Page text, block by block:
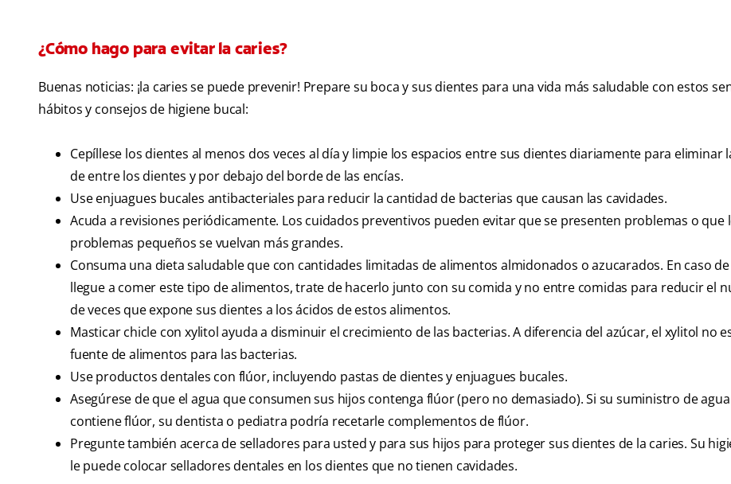
¿Cómo hago para evitar la caries?
Buenas noticias: ¡la caries se puede prevenir! Prepare su boca y sus dientes para una vida más saludable con estos
hábitos y consejos de higiene bucal:
Cepíllese los dientes al menos dos veces al día y limpie los espacios entre sus dientes diariamente para eliminar
de entre los dientes y por debajo del borde de las encías.
Use enjuagues bucales antibacteriales para reducir la cantidad de bacterias que causan las cavidades.
Acuda a revisiones periódicamente. Los cuidados preventivos pueden evitar que se presenten problemas o que
problemas pequeños se vuelvan más grandes.
Consuma una dieta saludable que con cantidades limitadas de alimentos almidonados o azucarados. En caso
llegue a comer este tipo de alimentos, trate de hacerlo junto con su comida y no entre comidas para reducir el
de veces que expone sus dientes a los ácidos de estos alimentos.
Masticar chicle con xylitol ayuda a disminuir el crecimiento de las bacterias. A diferencia del azúcar, el xylitol no
fuente de alimentos para las bacterias.
Use productos dentales con flúor, incluyendo pastas de dientes y enjuagues bucales.
Asegúrese de que el agua que consumen sus hijos contenga flúor (pero no demasiado). Si su suministro de
contiene flúor, su dentista o pediatra podría recetarle complementos de flúor.
Pregunte también acerca de selladores para usted y para sus hijos para proteger sus dientes de la caries. Su
le puede colocar selladores dentales en los dientes que no tienen cavidades.